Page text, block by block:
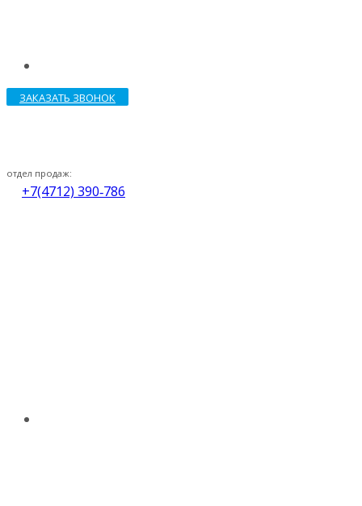
ЗАКАЗАТЬ ЗВОНОК
отдел продаж:
+7(4712) 390‑786